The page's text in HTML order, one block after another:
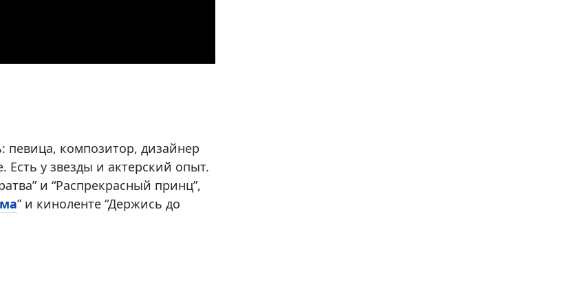
певица, композитор, дизайнер
у звезды и актерский опыт.
и “Распрекрасный принц”,
” и киноленте “Держись до